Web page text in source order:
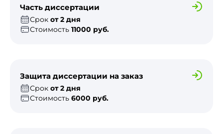
Часть диссертации
Срок от 2 дня
Стоимость 11000 руб.
Защита диссертации на заказ
Срок от 2 дня
Стоимость 6000 руб.